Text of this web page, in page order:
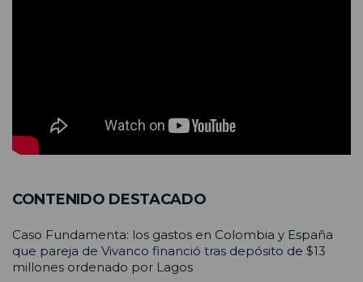
CONTENIDO DESTACADO
Caso Fundamenta: los gastos en Colombia y España
que pareja de Vivanco financió tras depósito de $13
millones ordenado por Lagos